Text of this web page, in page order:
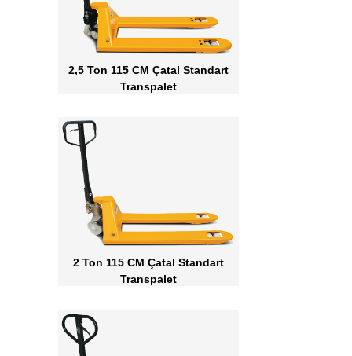
2,5 Ton 115 CM Çatal Standart
Transpalet
2 Ton 115 CM Çatal Standart
Transpalet